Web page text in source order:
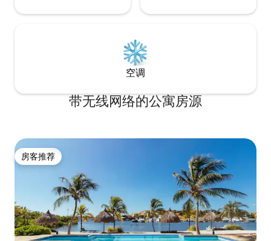
空调
带无线网络的公寓房源
房客推荐
房客推荐